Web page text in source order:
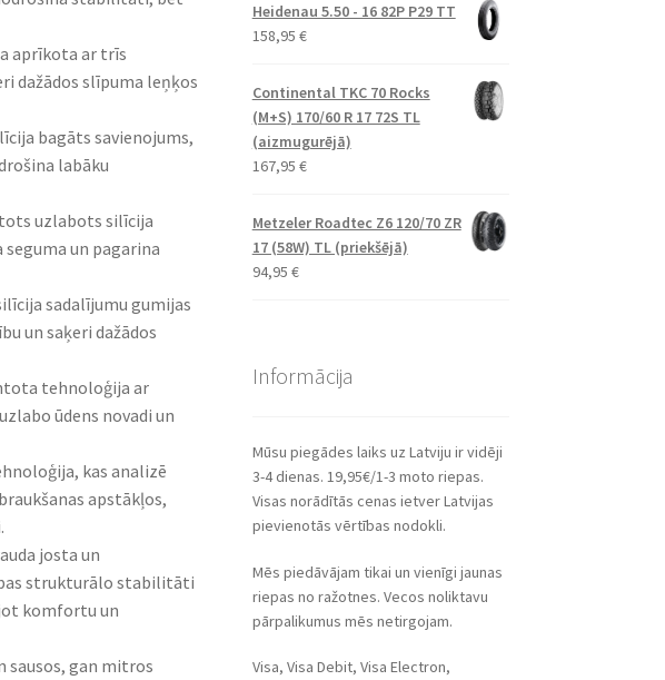
aprīkota ar trīs
dažādos slīpuma leņķos
bagāts savienojums,
labāku
uzlabots silīcija
un pagarina
sadalījumu gumijas
un saķeri dažādos
tehnoloģija ar
ūdens novadi un
kas analizē
apstākļos,
josta un
strukturālo stabilitāti
komfortu un
sausos, gan mitros
Heidenau 5.50 - 16 82P P29 TT
158,95 €
Continental TKC 70 Rocks
(M+S) 170/60 R 17 72S TL
(aizmugurējā)
167,95 €
Metzeler Roadtec Z6 120/70 ZR
17 (58W) TL (priekšējā)
94,95 €
Informācija
Mūsu piegādes laiks uz Latviju ir vidēji
3-4 dienas. 19,95€/1-3 moto riepas.
Visas norādītās cenas ietver Latvijas
pievienotās vērtības nodokli.
Mēs piedāvājam tikai un vienīgi jaunas
riepas no ražotnes. Vecos noliktavu
pārpalikumus mēs netirgojam.
Visa, Visa Debit, Visa Electron,